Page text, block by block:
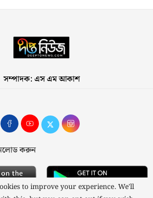
সম্পাদক: এস এম আকাশ
করুন
to improve your experience. We'll